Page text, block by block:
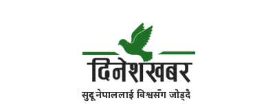
सुदूर नेपाललाई विश्वसँग जोड्दै